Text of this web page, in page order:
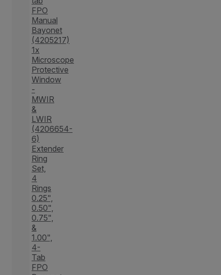
FPO
Manual
Bayonet
(4205217)
1x
Microscope
Protective
Window
-
MWIR
&
LWIR
(4206654-
6)
Extender
Ring
Set,
4
Rings
0.25",
0.50",
0.75",
&
1.00",
4-
Tab
FPO